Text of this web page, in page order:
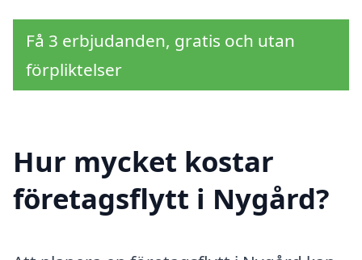
Få 3 erbjudanden, gratis och utan
förpliktelser
Hur mycket kostar
företagsflytt i Nygård?